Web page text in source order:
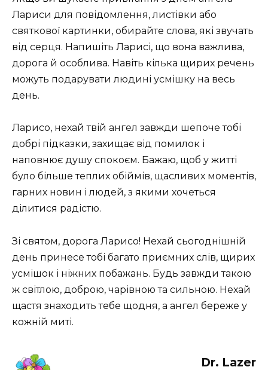
Лариси для повідомлення, листівки або
святкової картинки, обирайте слова, які звучать
від серця. Напишіть Ларисі, що вона важлива,
дорога й особлива. Навіть кілька щирих речень
можуть подарувати людині усмішку на весь
день.
Ларисо, нехай твій ангел завжди шепоче тобі
добрі підказки, захищає від помилок і
наповнює душу спокоєм. Бажаю, щоб у житті
було більше теплих обіймів, щасливих моментів,
гарних новин і людей, з якими хочеться
ділитися радістю.
Зі святом, дорога Ларисо! Нехай сьогоднішній
день принесе тобі багато приємних слів, щирих
усмішок і ніжних побажань. Будь завжди такою
ж світлою, доброю, чарівною та сильною. Нехай
щастя знаходить тебе щодня, а ангел береже у
кожній миті.
Dr. Lazer